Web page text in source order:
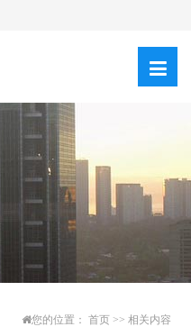
您的位置： 首页>> 相关内容